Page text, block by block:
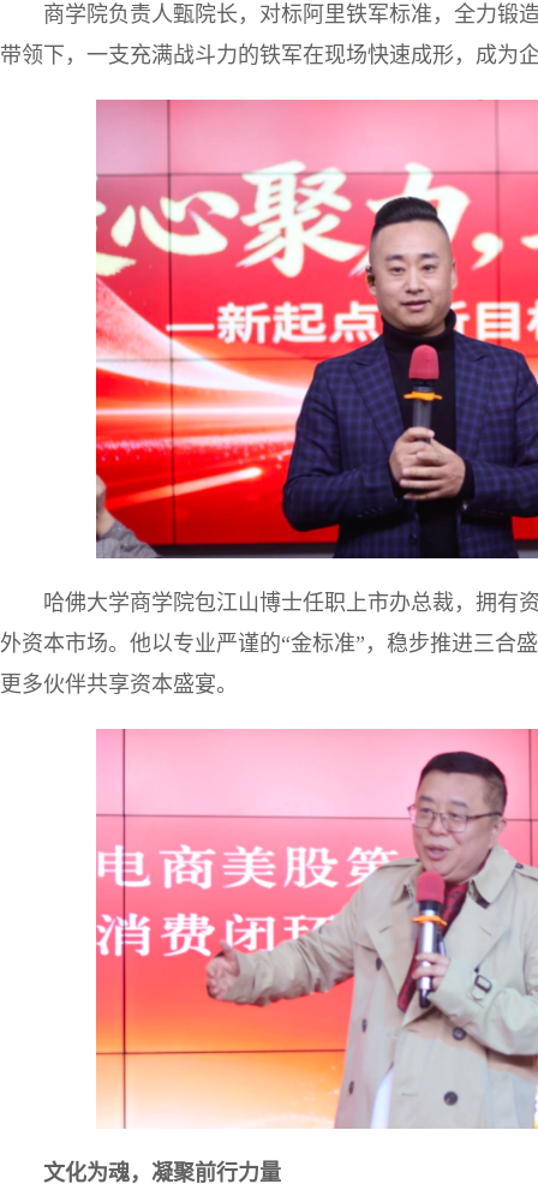
商学院负责人甄院长，对标阿里铁军标准，全力锻
带领下，一支充满战斗力的铁军在现场快速成形，成为
哈佛大学商学院包江山博士任职上市办总裁，拥有
外资本市场。他以专业严谨的“金标准”，稳步推进三合
更多伙伴共享资本盛宴。
文化为魂，凝聚前行力量